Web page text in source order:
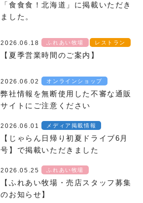
「食食食！北海道」に掲載いただき
ました。
2026.06.18 ふれあい牧場 レストラン
【夏季営業時間のご案内】
2026.06.02 オンラインショップ
弊社情報を無断使用した不審な通販
サイトにご注意ください
2026.06.01 メディア掲載情報
【じゃらん日帰り初夏ドライブ6月
号】で掲載いただきました
2026.05.25 ふれあい牧場
【ふれあい牧場・売店スタッフ募集
のお知らせ】